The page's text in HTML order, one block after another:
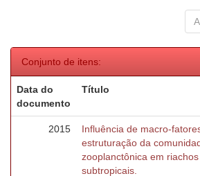
Conjunto de itens:
Data do
documento
Título
2015
Influência de macro-
estruturação da
zooplanctônica em riachos
subtropicais.